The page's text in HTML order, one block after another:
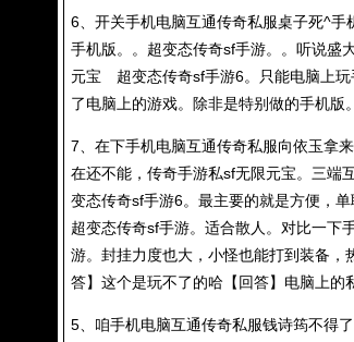
6、开关手机电脑互通传奇私服桌子死^手
手机版。。超变态传奇sf手游。。听说盛
元宝 超变态传奇sf手游6。只能电脑上玩
了电脑上的游戏。除非是特别做的手机版
7、在下手机电脑互通传奇私服向依玉拿
在还不能，传奇手游私sf无限元宝。三
变态传奇sf手游6。最主要的就是方便，
超变态传奇sf手游。适合散人。对比一下
游。封挂力度也大，小怪也能打到装备，
答】这个是玩不了的哈【回答】电脑上的
5、咱手机电脑互通传奇私服钱诗筠不得